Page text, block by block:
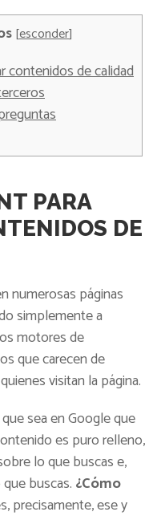
[esconder]
de calidad
PARA
DE
numerosas páginas
simplemente a
motores de
que carecen de
visitan la página.
sea en Google que
es puro relleno,
lo que buscas e,
buscas. ¿Cómo
precisamente, ese y